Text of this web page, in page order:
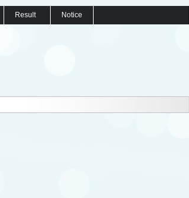
Result Notice